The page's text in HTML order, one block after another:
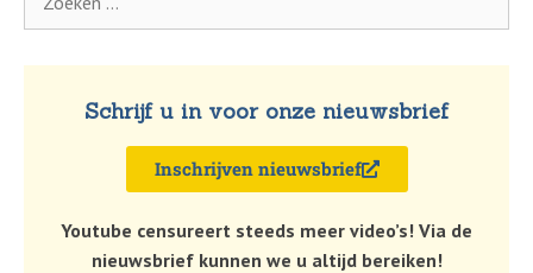
Schrijf u in voor onze nieuwsbrief
Inschrijven nieuwsbrief
Youtube censureert steeds meer video’s! Via de
nieuwsbrief kunnen we u altijd bereiken!